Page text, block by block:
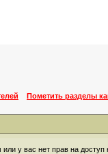
Пометить разделы
у вас нет прав на доступ